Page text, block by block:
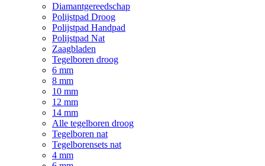
Diamantgereedschap
Polijstpad Droog
Polijstpad Handpad
Polijstpad Nat
Zaagbladen
Tegelboren droog
6 mm
8 mm
10 mm
12 mm
14 mm
Alle tegelboren droog
Tegelboren nat
Tegelborensets nat
4 mm